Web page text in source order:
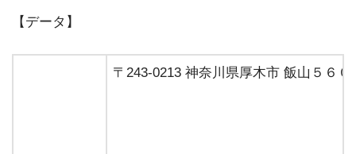
【データ】
〒243-0213 神奈川県厚木市 飯山５６０